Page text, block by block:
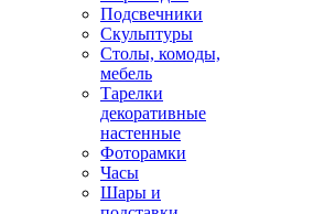
Подсвечники
Скульптуры
Столы, комоды,
мебель
Тарелки
декоративные
настенные
Фоторамки
Часы
Шары и